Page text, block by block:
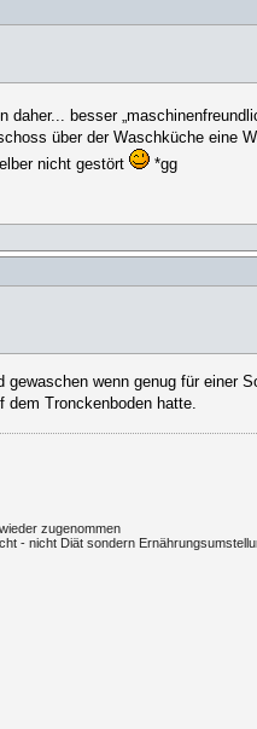
daher... besser
über der Waschküche eine
nicht gestört
*gg
wenn genug für einer
dem Tronckenboden hatte.
zugenommen
- nicht Diät sondern